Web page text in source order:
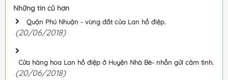
Những tin cũ hơn
Quận Phú Nhuận - vùng đất của Lan hồ điệp.
(20/06/2018)
Cửa hàng hoa Lan hồ điệp ở Huyện Nhà Bè- nhắn gửi cảm tình.
(20/06/2018)